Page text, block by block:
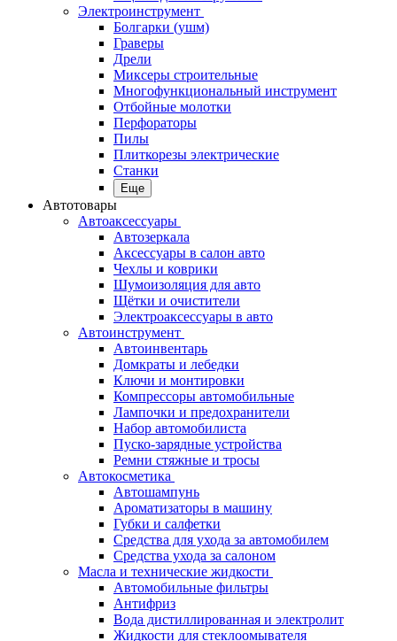
Электроинструмент
Болгарки (ушм)
Граверы
Дрели
Миксеры строительные
Многофункциональный инструмент
Отбойные молотки
Перфораторы
Пилы
Плиткорезы электрические
Станки
Еще
Автотовары
Автоаксессуары
Автозеркала
Аксессуары в салон авто
Чехлы и коврики
Шумоизоляция для авто
Щётки и очистители
Электроаксессуары в авто
Автоинструмент
Автоинвентарь
Домкраты и лебедки
Ключи и монтировки
Компрессоры автомобильные
Лампочки и предохранители
Набор автомобилиста
Пуско-зарядные устройства
Ремни стяжные и тросы
Автокосметика
Автошампунь
Ароматизаторы в машину
Губки и салфетки
Средства для ухода за автомобилем
Средства ухода за салоном
Масла и технические жидкости
Автомобильные фильтры
Антифриз
Вода дистиллированная и электролит
Жидкости для стеклоомывателя